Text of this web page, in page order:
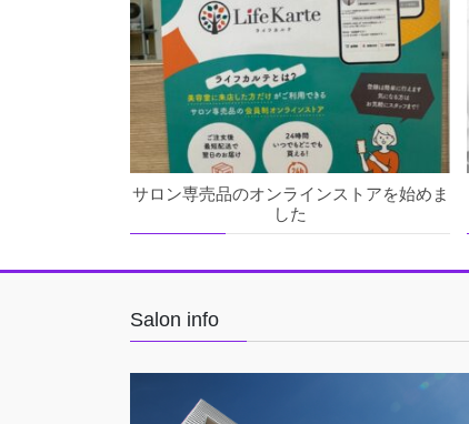
サロン専売品のオンラインストアを始めま
した
Salon info